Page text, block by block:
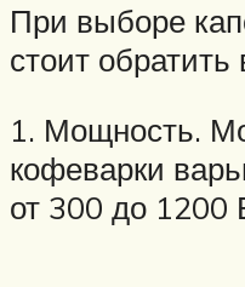
При выборе
стоит
1. Мощность.
кофеварки
от 300 до 1200